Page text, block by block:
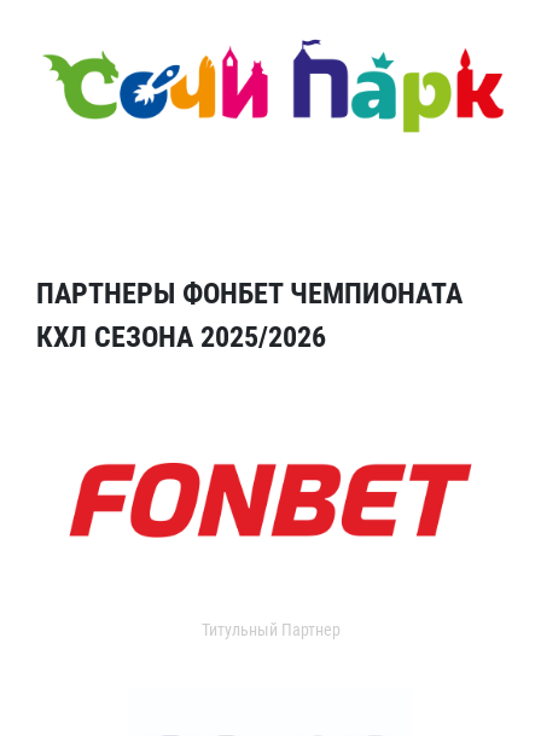
ПАРТНЕРЫ ФОНБЕТ ЧЕМПИОНАТА
КХЛ СЕЗОНА 2025/2026
Титульный Партнер